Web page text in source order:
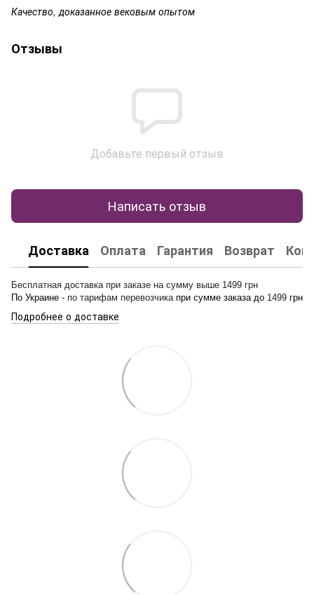
Качество, доказанное вековым опытом
Отзывы
Добавьте первый отзыв
Написать отзыв
Доставка Оплата Гарантия Возврат
Бесплатная доставка при заказе на сумму выше 1499 грн
По Украине - по тарифам перевозчика при сумме заказа до 1499 грн
Подробнее о доставке